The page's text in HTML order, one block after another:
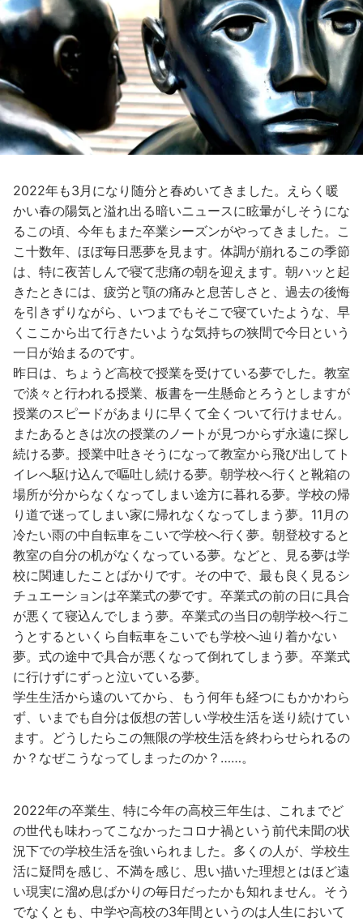
2022年も3月になり随分と春めいてきました。えらく暖
かい春の陽気と溢れ出る暗いニュースに眩暈がしそうにな
るこの頃、今年もまた卒業シーズンがやってきました。こ
こ十数年、ほぼ毎日悪夢を見ます。体調が崩れるこの季節
は、特に夜苦しんで寝て悲痛の朝を迎えます。朝ハッと起
きたときには、疲労と顎の痛みと息苦しさと、過去の後悔
を引きずりながら、いつまでもそこで寝ていたような、早
くここから出て行きたいような気持ちの狭間で今日という
一日が始まるのです。
昨日は、ちょうど高校で授業を受けている夢でした。教室
で淡々と行われる授業、板書を一生懸命とろうとしますが
授業のスピードがあまりに早くて全くついて行けません。
またあるときは次の授業のノートが見つからず永遠に探し
続ける夢。授業中吐きそうになって教室から飛び出してト
イレへ駆け込んで嘔吐し続ける夢。朝学校へ行くと靴箱の
場所が分からなくなってしまい途方に暮れる夢。学校の帰
り道で迷ってしまい家に帰れなくなってしまう夢。11月の
冷たい雨の中自転車をこいで学校へ行く夢。朝登校すると
教室の自分の机がなくなっている夢。などと、見る夢は学
校に関連したことばかりです。その中で、最も良く見るシ
チュエーションは卒業式の夢です。卒業式の前の日に具合
が悪くて寝込んでしまう夢。卒業式の当日の朝学校へ行こ
うとするといくら自転車をこいでも学校へ辿り着かない
夢。式の途中で具合が悪くなって倒れてしまう夢。卒業式
に行けずにずっと泣いている夢。
学生生活から遠のいてから、もう何年も経つにもかかわら
ず、いまでも自分は仮想の苦しい学校生活を送り続けてい
ます。どうしたらこの無限の学校生活を終わらせられるの
か？なぜこうなってしまったのか？……。
2022年の卒業生、特に今年の高校三年生は、これまでど
の世代も味わってこなかったコロナ禍という前代未聞の状
況下での学校生活を強いられました。多くの人が、学校生
活に疑問を感じ、不満を感じ、思い描いた理想とはほど遠
い現実に溜め息ばかりの毎日だったかも知れません。そう
でなくとも、中学や高校の3年間というのは人生において